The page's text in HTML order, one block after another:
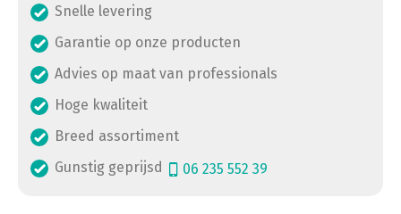
Snelle levering
Garantie op onze producten
Advies op maat van professionals
Hoge kwaliteit
Breed assortiment
Gunstig geprijsd
06 235 552 39